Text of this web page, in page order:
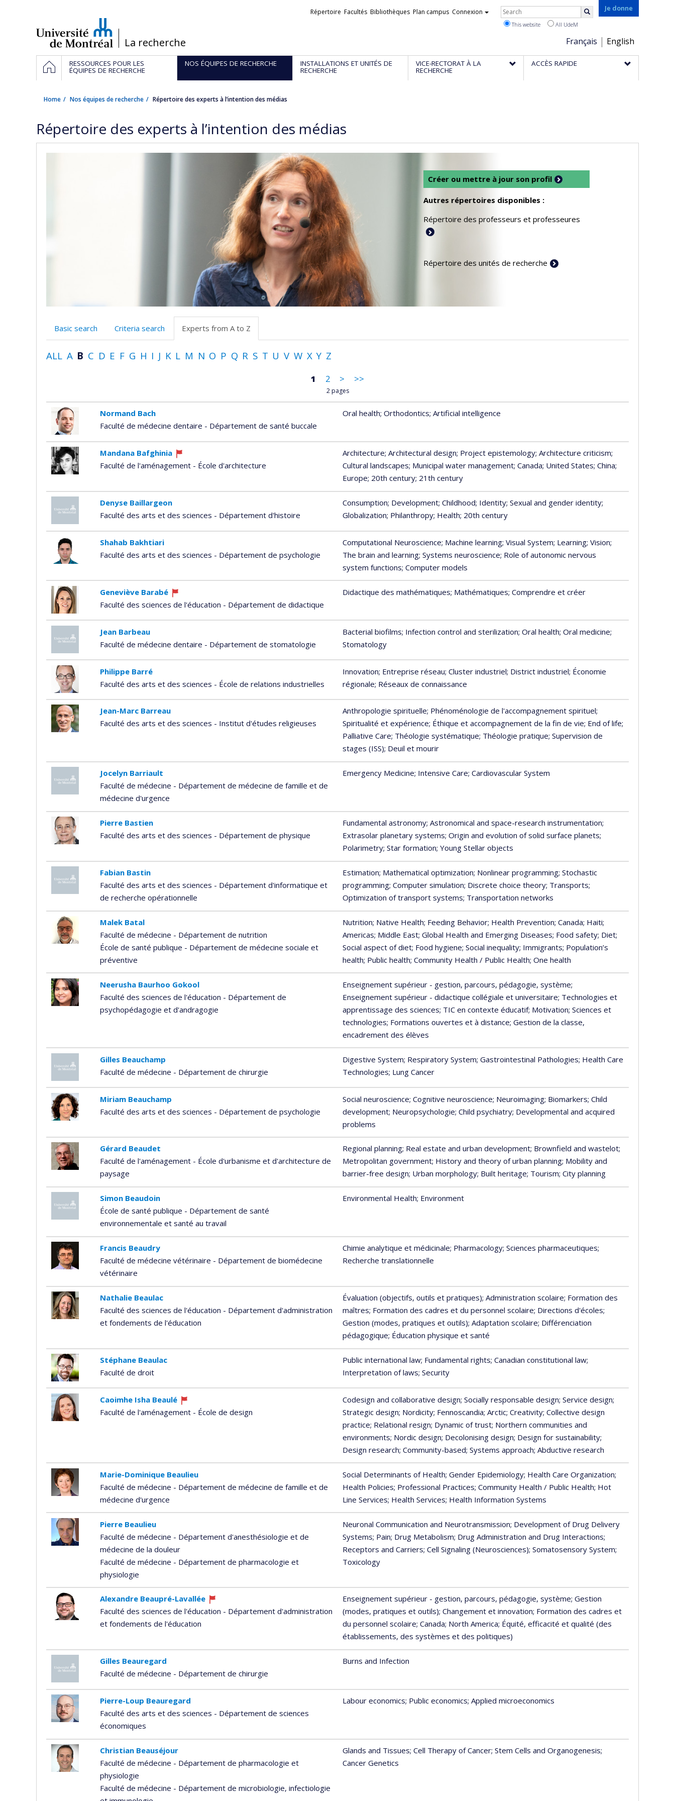
/La recherche
Je donne
Choix
de
la
Français English
Liens
Répertoire Facultés Bibliothèques Plan campus Connexion Rechercher
This website All UdeM
Navigation
principale
HOMERESSOURCES POUR LES
ÉQUIPES DE RECHERCHE
NOS ÉQUIPES DE RECHERCHE INSTALLATIONS ET UNITÉS DE
RECHERCHE
VICE-RECTORAT À LA
RECHERCHE
ACCÈS RAPIDE
Home Nos équipes de recherche Répertoire des experts à l’intention des médias
Répertoire des experts à l’intention des médias
Créer ou mettre à jour son profil
Autres répertoires disponibles :
Répertoire des professeurs et professeures
Répertoire des unités de recherche
Basic search Criteria search Experts from A to Z
ALL A B C D E F G H I J K L M N O P Q R S T U V W X Y Z
1 2 > >>
2 pages
Normand Bach
Faculté de médecine dentaire - Département de santé buccale
Oral health; Orthodontics; Artificial intelligence
Mandana Bafghinia
Currently
Faculté de l'aménagement - École d'architecture
Architecture; Architectural design; Project epistemology; Architecture criticism;
Cultural landscapes; Municipal water management; Canada; United States; China;
Europe; 20th century; 21th century
Denyse Baillargeon
Faculté des arts et des sciences - Département d'histoire
Consumption; Development; Childhood; Identity; Sexual and gender identity;
Globalization; Philanthropy; Health; 20th century
Shahab Bakhtiari
Faculté des arts et des sciences - Département de psychologie
Computational Neuroscience; Machine learning; Visual System; Learning; Vision;
The brain and learning; Systems neuroscience; Role of autonomic nervous
system functions; Computer models
Geneviève Barabé
Currently
Faculté des sciences de l'éducation - Département de didactique
Didactique des mathématiques; Mathématiques; Comprendre et créer
Jean Barbeau
Faculté de médecine dentaire - Département de stomatologie
Bacterial biofilms; Infection control and sterilization; Oral health; Oral medicine;
Stomatology
Philippe Barré
Faculté des arts et des sciences - École de relations industrielles
Innovation; Entreprise réseau; Cluster industriel; District industriel; Économie
régionale; Réseaux de connaissance
Jean-Marc Barreau
Faculté des arts et des sciences - Institut d'études religieuses
Anthropologie spirituelle; Phénoménologie de l'accompagnement spirituel;
Spiritualité et expérience; Éthique et accompagnement de la fin de vie; End of life;
Palliative Care; Théologie systématique; Théologie pratique; Supervision de
stages (ISS); Deuil et mourir
Jocelyn Barriault
Faculté de médecine - Département de médecine de famille et de
médecine d'urgence
Emergency Medicine; Intensive Care; Cardiovascular System
Pierre Bastien
Faculté des arts et des sciences - Département de physique
Fundamental astronomy; Astronomical and space-research instrumentation;
Extrasolar planetary systems; Origin and evolution of solid surface planets;
Polarimetry; Star formation; Young Stellar objects
Fabian Bastin
Faculté des arts et des sciences - Département d'informatique et
de recherche opérationnelle
Estimation; Mathematical optimization; Nonlinear programming; Stochastic
programming; Computer simulation; Discrete choice theory; Transports;
Optimization of transport systems; Transportation networks
Malek Batal
Faculté de médecine - Département de nutrition
École de santé publique - Département de médecine sociale et
préventive
Nutrition; Native Health; Feeding Behavior; Health Prevention; Canada; Haiti;
Americas; Middle East; Global Health and Emerging Diseases; Food safety; Diet;
Social aspect of diet; Food hygiene; Social inequality; Immigrants; Population’s
health; Public health; Community Health / Public Health; One health
Neerusha Baurhoo Gokool
Faculté des sciences de l'éducation - Département de
psychopédagogie et d'andragogie
Enseignement supérieur - gestion, parcours, pédagogie, système;
Enseignement supérieur - didactique collégiale et universitaire; Technologies et
apprentissage des sciences; TIC en contexte éducatif; Motivation; Sciences et
technologies; Formations ouvertes et à distance; Gestion de la classe,
encadrement des élèves
Gilles Beauchamp
Faculté de médecine - Département de chirurgie
Digestive System; Respiratory System; Gastrointestinal Pathologies; Health Care
Technologies; Lung Cancer
Miriam Beauchamp
Faculté des arts et des sciences - Département de psychologie
Social neuroscience; Cognitive neuroscience; Neuroimaging; Biomarkers; Child
development; Neuropsychologie; Child psychiatry; Developmental and acquired
problems
Gérard Beaudet
Faculté de l'aménagement - École d'urbanisme et d'architecture de
paysage
Regional planning; Real estate and urban development; Brownfield and wastelot;
Metropolitan government; History and theory of urban planning; Mobility and
barrier-free design; Urban morphology; Built heritage; Tourism; City planning
Simon Beaudoin
École de santé publique - Département de santé
environnementale et santé au travail
Environmental Health; Environment
Francis Beaudry
Faculté de médecine vétérinaire - Département de biomédecine
vétérinaire
Chimie analytique et médicinale; Pharmacology; Sciences pharmaceutiques;
Recherche translationnelle
Nathalie Beaulac
Faculté des sciences de l'éducation - Département d'administration
et fondements de l'éducation
Évaluation (objectifs, outils et pratiques); Administration scolaire; Formation des
maîtres; Formation des cadres et du personnel scolaire; Directions d'écoles;
Gestion (modes, pratiques et outils); Adaptation scolaire; Différenciation
pédagogique; Éducation physique et santé
Stéphane Beaulac
Faculté de droit
Public international law; Fundamental rights; Canadian constitutional law;
Interpretation of laws; Security
Caoimhe Isha Beaulé
Currently
Faculté de l'aménagement - École de design
Codesign and collaborative design; Socially responsable design; Service design;
Strategic design; Nordicity; Fennoscandia; Arctic; Creativity; Collective design
practice; Relational resign; Dynamic of trust; Northern communities and
environments; Nordic design; Decolonising design; Design for sustainability;
Design research; Community-based; Systems approach; Abductive research
Marie-Dominique Beaulieu
Faculté de médecine - Département de médecine de famille et de
médecine d'urgence
Social Determinants of Health; Gender Epidemiology; Health Care Organization;
Health Policies; Professional Practices; Community Health / Public Health; Hot
Line Services; Health Services; Health Information Systems
Pierre Beaulieu
Faculté de médecine - Département d'anesthésiologie et de
médecine de la douleur
Faculté de médecine - Département de pharmacologie et
physiologie
Neuronal Communication and Neurotransmission; Development of Drug Delivery
Systems; Pain; Drug Metabolism; Drug Administration and Drug Interactions;
Receptors and Carriers; Cell Signaling (Neurosciences); Somatosensory System;
Toxicology
Alexandre Beaupré-Lavallée
Currently
Faculté des sciences de l'éducation - Département d'administration
et fondements de l'éducation
Enseignement supérieur - gestion, parcours, pédagogie, système; Gestion
(modes, pratiques et outils); Changement et innovation; Formation des cadres et
du personnel scolaire; Canada; North America; Équité, efficacité et qualité (des
établissements, des systèmes et des politiques)
Gilles Beauregard
Faculté de médecine - Département de chirurgie
Burns and Infection
Pierre-Loup Beauregard
Faculté des arts et des sciences - Département de sciences
économiques
Labour economics; Public economics; Applied microeconomics
Christian Beauséjour
Faculté de médecine - Département de pharmacologie et
physiologie
Faculté de médecine - Département de microbiologie, infectiologie
Glands and Tissues; Cell Therapy of Cancer; Stem Cells and Organogenesis;
Cancer Genetics